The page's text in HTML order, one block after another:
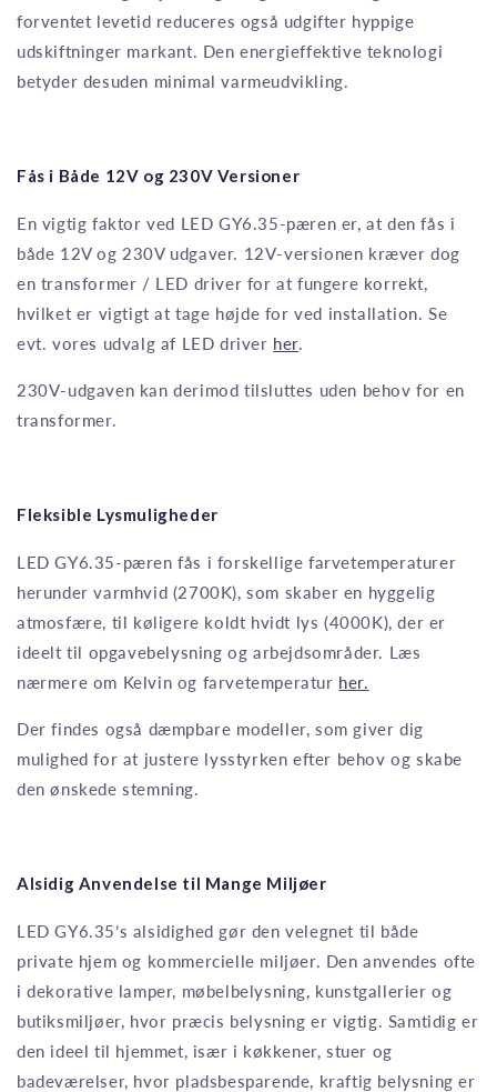
forventet levetid reduceres også udgifter hyppige
udskiftninger markant. Den energieffektive teknologi
betyder desuden minimal varmeudvikling.
Fås i Både 12V og 230V Versioner
En vigtig faktor ved LED GY6.35-pæren er, at den fås i
både 12V og 230V udgaver. 12V-versionen kræver dog
en transformer / LED driver for at fungere korrekt,
hvilket er vigtigt at tage højde for ved installation. Se
evt. vores udvalg af LED driver her.
230V-udgaven kan derimod tilsluttes uden behov for en
transformer.
Fleksible Lysmuligheder
LED GY6.35-pæren fås i forskellige farvetemperaturer
herunder varmhvid (2700K), som skaber en hyggelig
atmosfære, til køligere koldt hvidt lys (4000K), der er
ideelt til opgavebelysning og arbejdsområder. Læs
nærmere om Kelvin og farvetemperatur her.
Der findes også dæmpbare modeller, som giver dig
mulighed for at justere lysstyrken efter behov og skabe
den ønskede stemning.
Alsidig Anvendelse til Mange Miljøer
LED GY6.35’s alsidighed gør den velegnet til både
private hjem og kommercielle miljøer. Den anvendes ofte
i dekorative lamper, møbelbelysning, kunstgallerier og
butiksmiljøer, hvor præcis belysning er vigtig. Samtidig er
den ideel til hjemmet, især i køkkener, stuer og
badeværelser, hvor pladsbesparende, kraftig belysning er